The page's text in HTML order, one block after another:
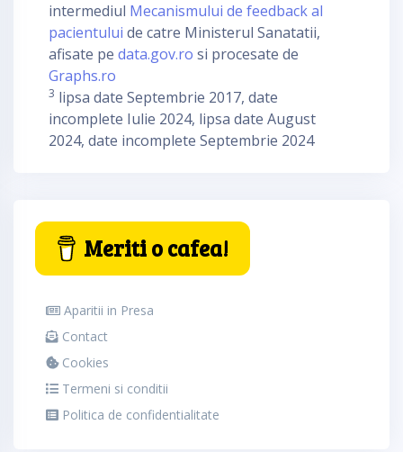
intermediul Mecanismului de feedback al
pacientului de catre Ministerul Sanatatii,
afisate pe data.gov.ro si procesate de
Graphs.ro
3 lipsa date Septembrie 2017, date
incomplete Iulie 2024, lipsa date August
2024, date incomplete Septembrie 2024
Meriti o cafea!
Aparitii in Presa
Contact
Cookies
Termeni si conditii
Politica de confidentialitate